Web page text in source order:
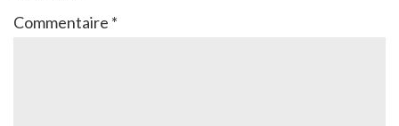
Commentaire *